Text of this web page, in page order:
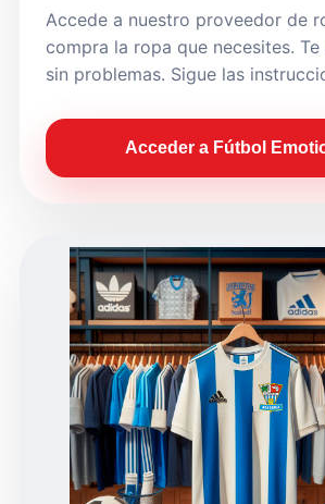
Accede a nuestro proveedor de
compra la ropa que necesites.
sin problemas. Sigue las
Acceder a Fútbol